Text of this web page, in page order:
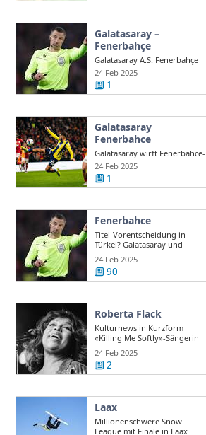
Galatasaray –
Fenerbahçe
Galatasaray A.S. Fenerbahçe
A.S. en direct Süper Lig turque
...
24 Feb 2025
1
Galatasaray
Fenerbahce
Galatasaray wirft Fenerbahce-
Coach Mourinho Rassismus
vor
24 Feb 2025
1
Fenerbahce
Titel-Vorentscheidung in
Türkei? Galatasaray und
Fenerbahce ...
24 Feb 2025
90
Roberta Flack
Kulturnews in Kurzform
«Killing Me Softly»-Sängerin
Roberta Flack ...
24 Feb 2025
2
Laax
Millionenschwere Snow
League mit Finale in Laax